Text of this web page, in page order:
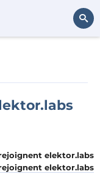
elektor.labs